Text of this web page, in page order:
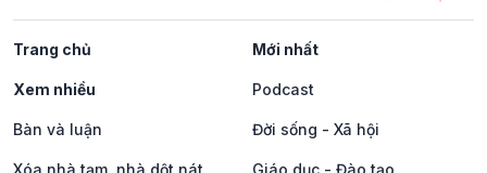
Trang chủ Mới nhất
Xem nhiều Podcast
Bàn và luận Đời sống - Xã hội